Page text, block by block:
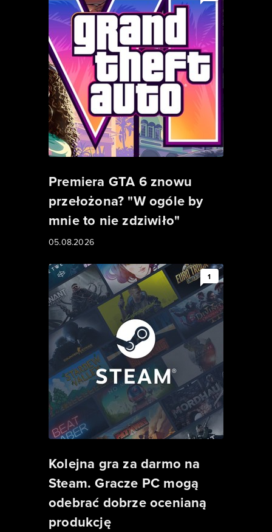
Premiera GTA 6 znowu
przełożona? "W ogóle by
mnie to nie zdziwiło"
05.08.2026
1
Kolejna gra za darmo na
Steam. Gracze PC mogą
odebrać dobrze ocenianą
produkcję